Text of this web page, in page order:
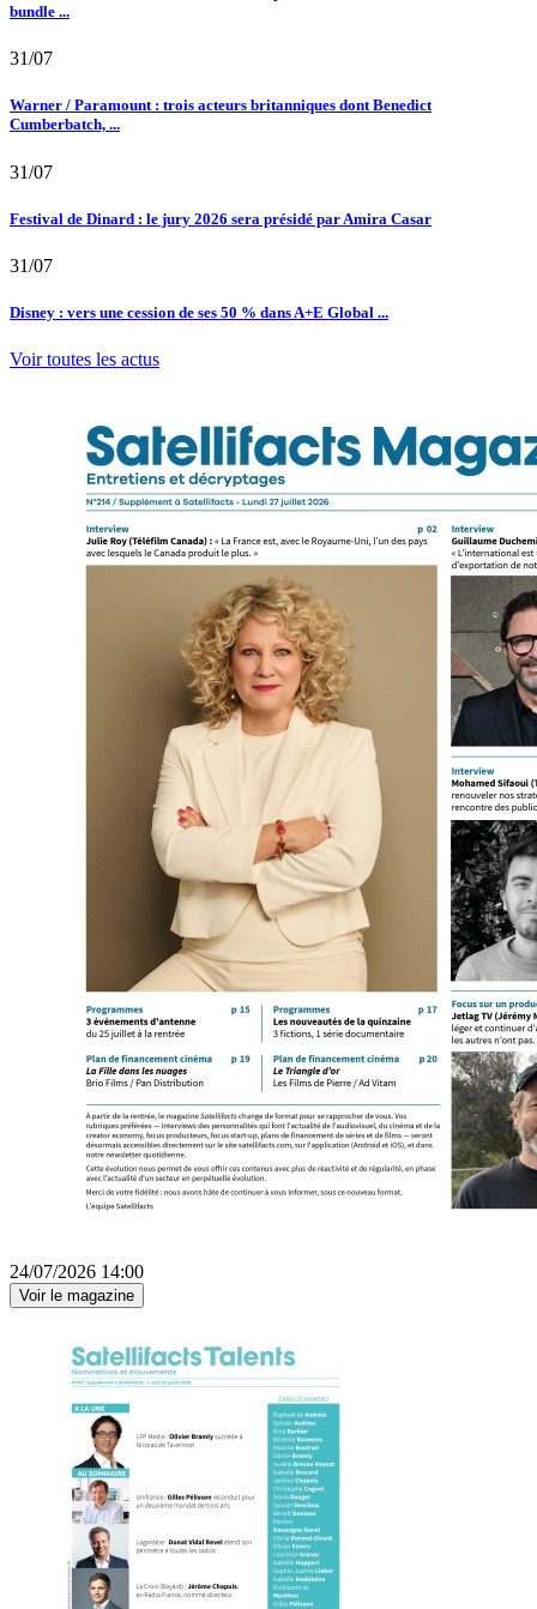
bundle ...
31/07
Warner / Paramount : trois acteurs britanniques dont Benedict
Cumberbatch, ...
31/07
Festival de Dinard : le jury 2026 sera présidé par Amira Casar
31/07
Disney : vers une cession de ses 50 % dans A+E Global ...
Voir toutes les actus
24/07/2026 14:00
Voir le magazine